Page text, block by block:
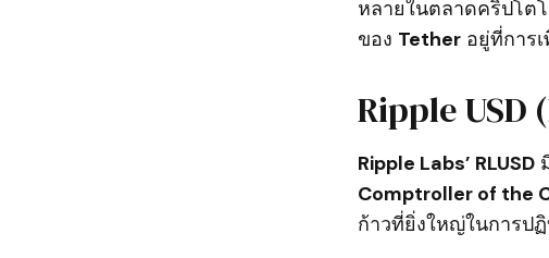
หลายในตลาดคริปโต
ของ Tetherอยู่ที่การเ
Ripple USD
Ripple Labs’ RLUSD
Comptroller of the
ก้าวที่ยิ่งใหญ่ในการป